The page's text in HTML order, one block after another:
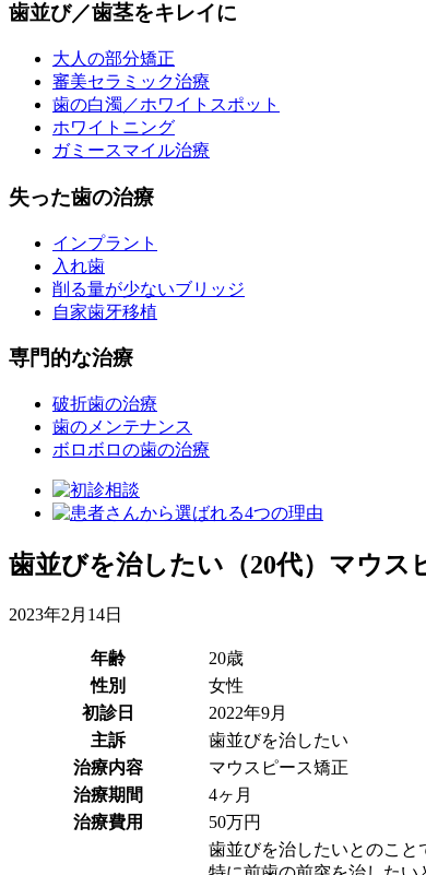
歯並び／歯茎をキレイに
大人の部分矯正
審美セラミック治療
歯の白濁／ホワイトスポット
ホワイトニング
ガミースマイル治療
失った歯の治療
インプラント
入れ歯
削る量が少ないブリッジ
自家歯牙移植
専門的な治療
破折歯の治療
歯のメンテナンス
ボロボロの歯の治療
歯並びを治したい（20代）マウス
2023年2月14日
年齢
20歳
性別
女性
初診日
2022年9月
主訴
歯並びを治したい
治療内容
マウスピース矯正
治療期間
4ヶ月
治療費用
50万円
歯並びを治したいとのこと